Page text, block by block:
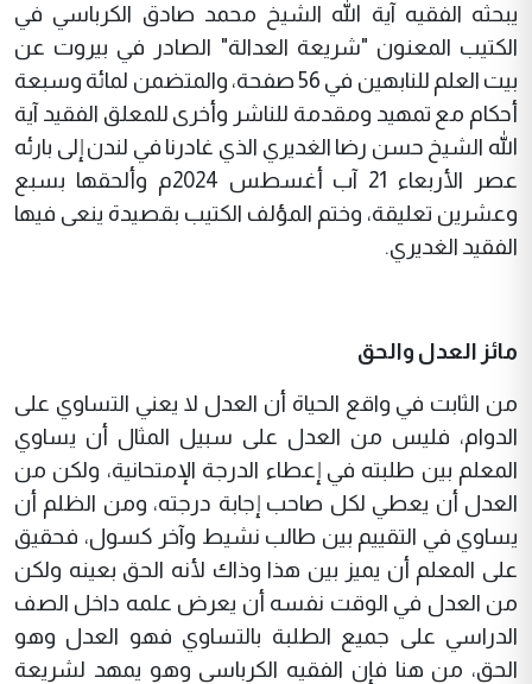
يبحثه الفقيه آية الله الشيخ محمد صادق الكرباسي في
الكتيب المعنون "شريعة العدالة" الصادر في بيروت عن
بيت العلم للنابهين في 56 صفحة، والمتضمن لمائة وسبعة
أحكام مع تمهيد ومقدمة للناشر وأخرى للمعلق الفقيد آية
الله الشيخ حسن رضا الغديري الذي غادرنا في لندن إلى بارئه
عصر الأربعاء 21 آب أغسطس 2024م وألحقها بسبع
وعشرين تعليقة، وختم المؤلف الكتيب بقصيدة ينعى فيها
الفقيد الغديري.
مائز العدل والحق
من الثابت في واقع الحياة أن العدل لا يعني التساوي على
الدوام، فليس من العدل على سبيل المثال أن يساوي
المعلم بين طلبته في إعطاء الدرجة الإمتحانية، ولكن من
العدل أن يعطي لكل صاحب إجابة درجته، ومن الظلم أن
يساوي في التقييم بين طالب نشيط وآخر كسول، فحقيق
على المعلم أن يميز بين هذا وذاك لأنه الحق بعينه ولكن
من العدل في الوقت نفسه أن يعرض علمه داخل الصف
الدراسي على جميع الطلبة بالتساوي فهو العدل وهو
الحق، من هنا فإن الفقيه الكرباسي وهو يمهد لشريعة